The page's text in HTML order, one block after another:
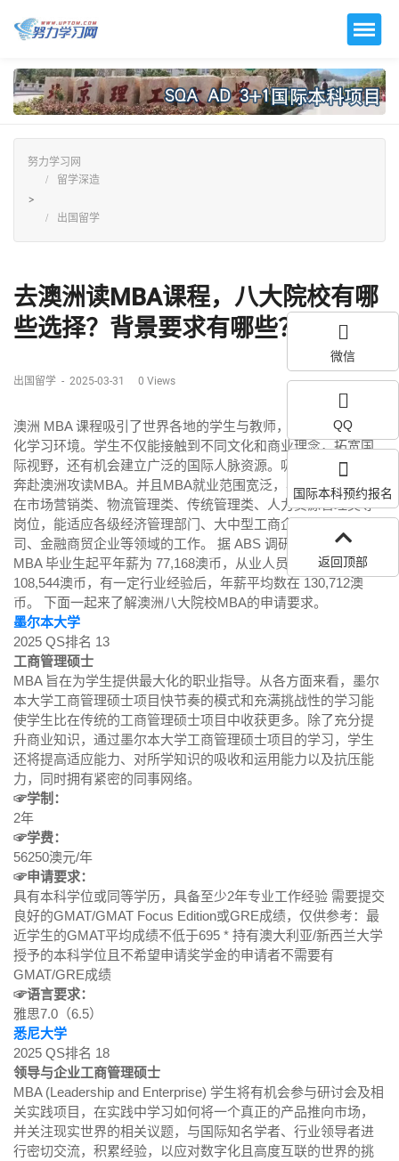
努力学习网
留学深造
>
出国留学
去澳洲读MBA课程，八大院校有哪
些选择？背景要求有哪些？...
出国留学 - 2025-03-31 0 Views
澳洲 MBA 课程吸引了世界各地的学生与教师，形成多元的国际
化学习环境。学生不仅能接触到不同文化和商业理念，拓宽国
际视野，还有机会建立广泛的国际人脉资源。吸引着广大学子
奔赴澳洲攻读MBA。并且MBA就业范围宽泛，毕业生主要集中
在市场营销类、物流管理类、传统管理类、人力资源管理类等
岗位，能适应各级经济管理部门、大中型工商企业、涉外公
司、金融商贸企业等领域的工作。 据 ABS 调研，在澳洲，
MBA 毕业生起平年薪为 77,168澳币，从业人员年薪平均为
108,544澳币，有一定行业经验后，年薪平均数在 130,712澳
币。 下面一起来了解澳洲八大院校MBA的申请要求。
墨尔本大学
2025 QS排名 13
工商管理硕士
MBA 旨在为学生提供最大化的职业指导。从各方面来看，墨尔
本大学工商管理硕士项目快节奏的模式和充满挑战性的学习能
使学生比在传统的工商管理硕士项目中收获更多。除了充分提
升商业知识，通过墨尔本大学工商管理硕士项目的学习，学生
还将提高适应能力、对所学知识的吸收和运用能力以及抗压能
力，同时拥有紧密的同事网络。
☞学制：
2年
☞学费：
56250澳元/年
☞申请要求：
具有本科学位或同等学历，具备至少2年专业工作经验 需要提交
良好的GMAT/GMAT Focus Edition或GRE成绩，仅供参考：最
近学生的GMAT平均成绩不低于695 * 持有澳大利亚/新西兰大学
授予的本科学位且不希望申请奖学金的申请者不需要有
GMAT/GRE成绩
☞语言要求：
雅思7.0（6.5）
悉尼大学
2025 QS排名 18
领导与企业工商管理硕士
MBA (Leadership and Enterprise) 学生将有机会参与研讨会及相
关实践项目，在实践中学习如何将一个真正的产品推向市场，
并关注现实世界的相关议题，与国际知名学者、行业领导者进
行密切交流，积累经验，以应对数字化且高度互联的世界的挑
微信
QQ
国际本科预约报名
返回顶部